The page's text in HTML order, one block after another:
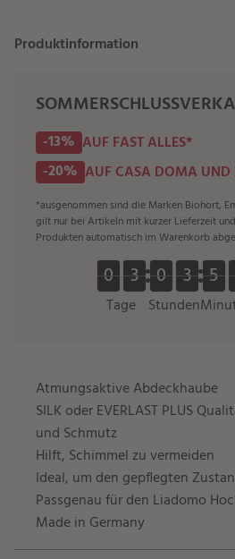
Produktinformation
-13% AUF FAST ALLES*
-20% AUF CASA DOMA
*ausgenommen sind die Marken Biohort,
gilt nur bei Artikeln mit kurzer Lieferzeit
Produkten automatisch im Warenkorb
Tage
0
0
0
0 3
3
3
3
Stunden
0
0
0
0 3
3
3
3 5
5
5
5
Atmungsaktive Abdeckhaube
SILK oder EVERLAST PLUS
und Schmutz
Hilft, Schimmel zu vermeiden
Ideal, um den gepflegten
Passgenau für den Liadomo
Made in Germany